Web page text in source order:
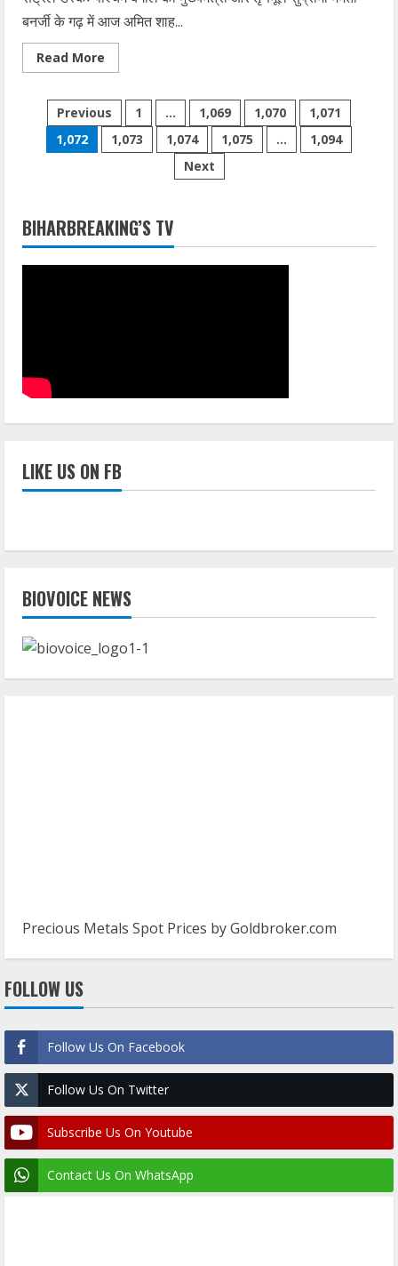
बनर्जी के गढ़ में आज अमित शाह...
Read More
more
के
गढ़
में
गरजेंगे
शाह,
‘बीजपी
गो
बैक’
Posts
pagination
Previous 1 … 1,069 1,070
1,071
1,072
1,073 1,074 1,075 …
1,094
Next
BIHARBREAKING’S TV
LIKE US ON FB
BIOVOICE NEWS
Precious Metals Spot Prices byGoldbroker.com
FOLLOW US
Follow Us On Facebook
Follow Us On Twitter
Subscribe Us On Youtube
Contact Us On WhatsApp